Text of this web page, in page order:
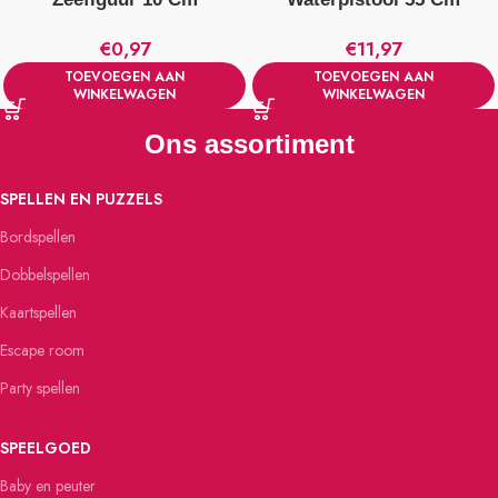
€0,97
TOEVOEGEN AAN
WINKELWAGEN
€11,97
TOEVOEGEN AAN
WINKELWAGEN
Ons assortiment
SPELLEN EN PUZZELS
Bordspellen
Dobbelspellen
Kaartspellen
Escape room
Party spellen
SPEELGOED
Baby en peuter